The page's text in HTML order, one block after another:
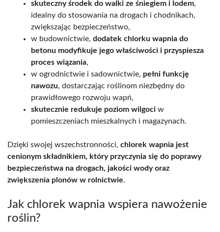
skuteczny środek do walki ze śniegiem i lodem,
idealny do stosowania na drogach i chodnikach,
zwiększając bezpieczeństwo,
w budownictwie, dodatek chlorku wapnia do
betonu modyfikuje jego właściwości i przyspiesza
proces wiązania,
w ogrodnictwie i sadownictwie, pełni funkcję
nawozu, dostarczając roślinom niezbędny do
prawidłowego rozwoju wapń,
skutecznie redukuje poziom wilgoci w
pomieszczeniach mieszkalnych i magazynach.
Dzięki swojej wszechstronności, chlorek wapnia jest
cenionym składnikiem, który przyczynia się do poprawy
bezpieczeństwa na drogach, jakości wody oraz
zwiększenia plonów w rolnictwie.
Jak chlorek wapnia wspiera nawożenie
roślin?